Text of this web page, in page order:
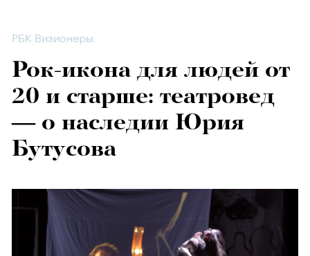
РБК Визионеры
Рок-икона для людей от
20 и старше: театровед
— о наследии Юрия
Бутусова